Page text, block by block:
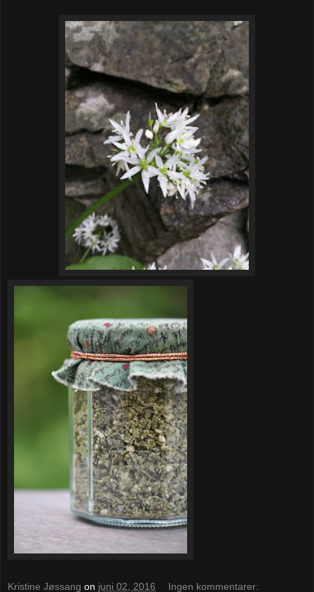
Kristine Jøssang on juni 02, 2016 Ingen kommentarer: